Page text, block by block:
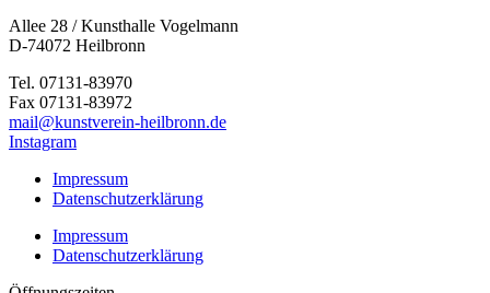
Allee 28 / Kunsthalle Vogelmann
D-74072 Heilbronn
Tel. 07131-83970
Fax 07131-83972
mail@kunstverein-heilbronn.de
Instagram
Impressum
Datenschutzerklärung
Impressum
Datenschutzerklärung